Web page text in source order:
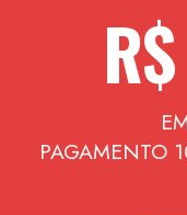
PAGAMENTO